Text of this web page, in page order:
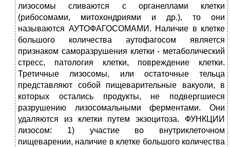
лизосомы сливаются с органеллами клетки
(рибосомами, митохондриями и др.), то они
называются АУТОФАГОСОМАМИ. Наличие в клетке
большого количества аутофагосом является
признаком саморазрушения клетки - метаболический
стресс, патология клетки, повреждение клетки.
Третичные лизосомы, или остаточные тельца
представляют собой пищеварительные вакуоли, в
которых остались продукты, не подвергшиеся
разрушению лизосомальными ферментами. Они
удаляются из клетки путем экзоцитоза. ФУНКЦИИ
лизосом: 1) участие во внутриклеточном
пищеварении, наличие в клетке большого количества